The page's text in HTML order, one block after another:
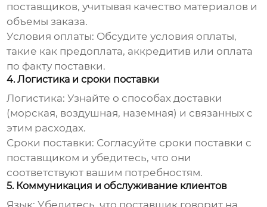
поставщиков, учитывая качество материалов и
объемы заказа.
Условия оплаты: Обсудите условия оплаты,
такие как предоплата, аккредитив или оплата
по факту поставки.
4. Логистика и сроки поставки
Логистика: Узнайте о способах доставки
(морская, воздушная, наземная) и связанных с
этим расходах.
Сроки поставки: Согласуйте сроки поставки с
поставщиком и убедитесь, что они
соответствуют вашим потребностям.
5. Коммуникация и обслуживание клиентов